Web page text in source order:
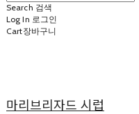
Search 검색
Log In 로그인
Cart장바구니
마리브리자드 시럽